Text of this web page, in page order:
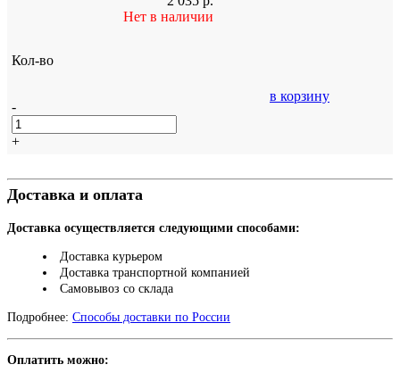
Нет в наличии
Кол-во
-
+
в корзину
Доставка и оплата
Доставка осуществляется следующими способами:
Доставка курьером
Доставка транспортной компанией
Самовывоз со склада
Подробнее: Способы доставки по России
Оплатить можно: